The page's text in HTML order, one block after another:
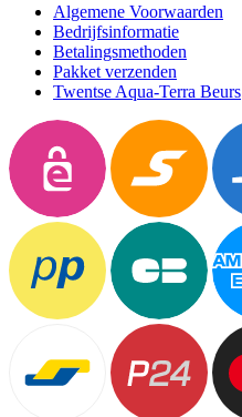
Algemene Voorwaarden
Bedrijfsinformatie
Betalingsmethoden
Pakket verzenden
Twentse Aqua-Terra Beurs